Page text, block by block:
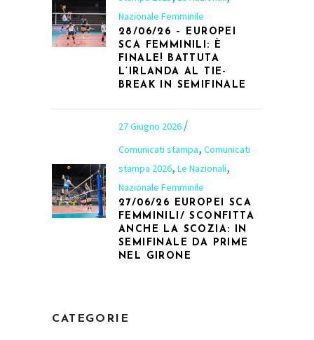
Nazionale Femminile
28/06/26 – EUROPEI
SCA FEMMINILI: È
FINALE! BATTUTA
L’IRLANDA AL TIE-
BREAK IN SEMIFINALE
27 Giugno 2026
Comunicati stampa, Comunicati
stampa 2026, Le Nazionali,
Nazionale Femminile
27/06/26 EUROPEI SCA
FEMMINILI/ SCONFITTA
ANCHE LA SCOZIA: IN
SEMIFINALE DA PRIME
NEL GIRONE
CATEGORIE